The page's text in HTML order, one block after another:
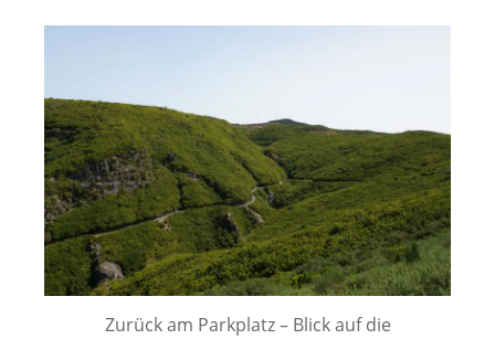
Zurück am Parkplatz – Blick auf die